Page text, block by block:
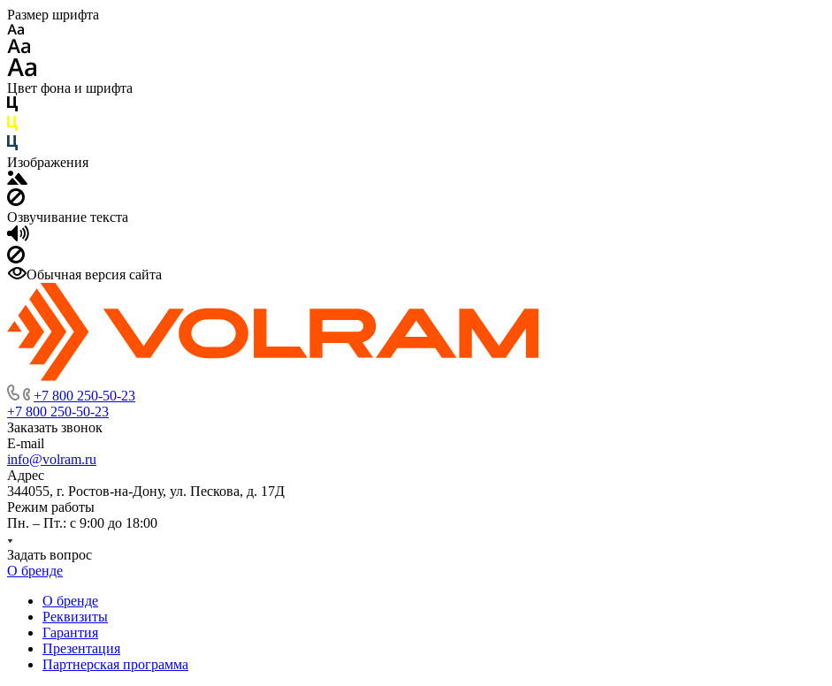
Размер шрифта
Цвет фона и шрифта
Изображения
Озвучивание текста
Обычная версия сайта
+7 800 250-50-23
+7 800 250-50-23
Заказать звонок
E-mail
info@volram.ru
Адрес
344055, г. Ростов-на-Дону, ул. Пескова, д. 17Д
Режим работы
Пн. – Пт.: с 9:00 до 18:00
Задать вопрос
О бренде
О бренде
Реквизиты
Гарантия
Презентация
Партнерская программа